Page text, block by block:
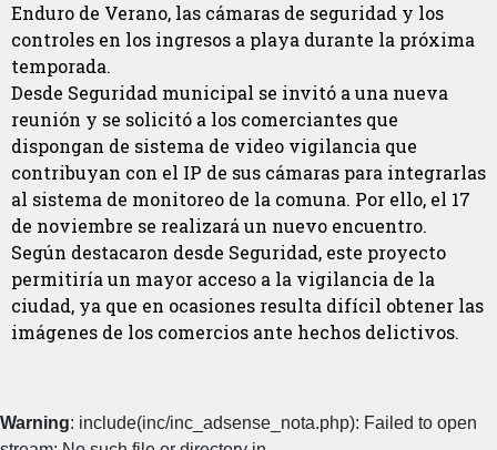
Enduro de Verano, las cámaras de seguridad y los
controles en los ingresos a playa durante la próxima
temporada.
Desde Seguridad municipal se invitó a una nueva
reunión y se solicitó a los comerciantes que
dispongan de sistema de video vigilancia que
contribuyan con el IP de sus cámaras para integrarlas
al sistema de monitoreo de la comuna. Por ello, el 17
de noviembre se realizará un nuevo encuentro.
Según destacaron desde Seguridad, este proyecto
permitiría un mayor acceso a la vigilancia de la
ciudad, ya que en ocasiones resulta difícil obtener las
imágenes de los comercios ante hechos delictivos.
Warning: include(inc/inc_adsense_nota.php): Failed to open